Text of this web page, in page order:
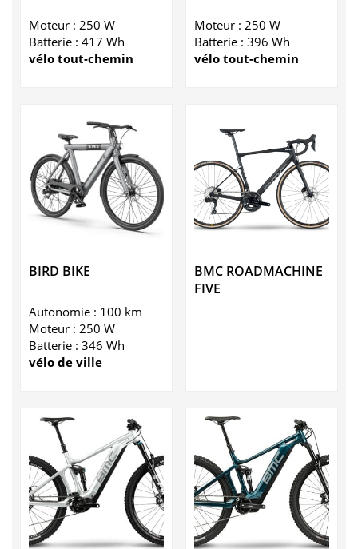
Moteur : 250 W
Batterie : 417 Wh
vélo tout-chemin
Moteur : 250 W
Batterie : 396 Wh
vélo tout-chemin
BIRD BIKE
Autonomie : 100 km
Moteur : 250 W
Batterie : 346 Wh
vélo de ville
BMC ROADMACHINE
FIVE